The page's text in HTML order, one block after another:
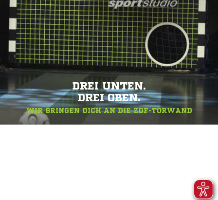
DREI UNTEN.
DREI OBEN.
WIR BRINGEN DICH AN DIE ZDF-TORWAND